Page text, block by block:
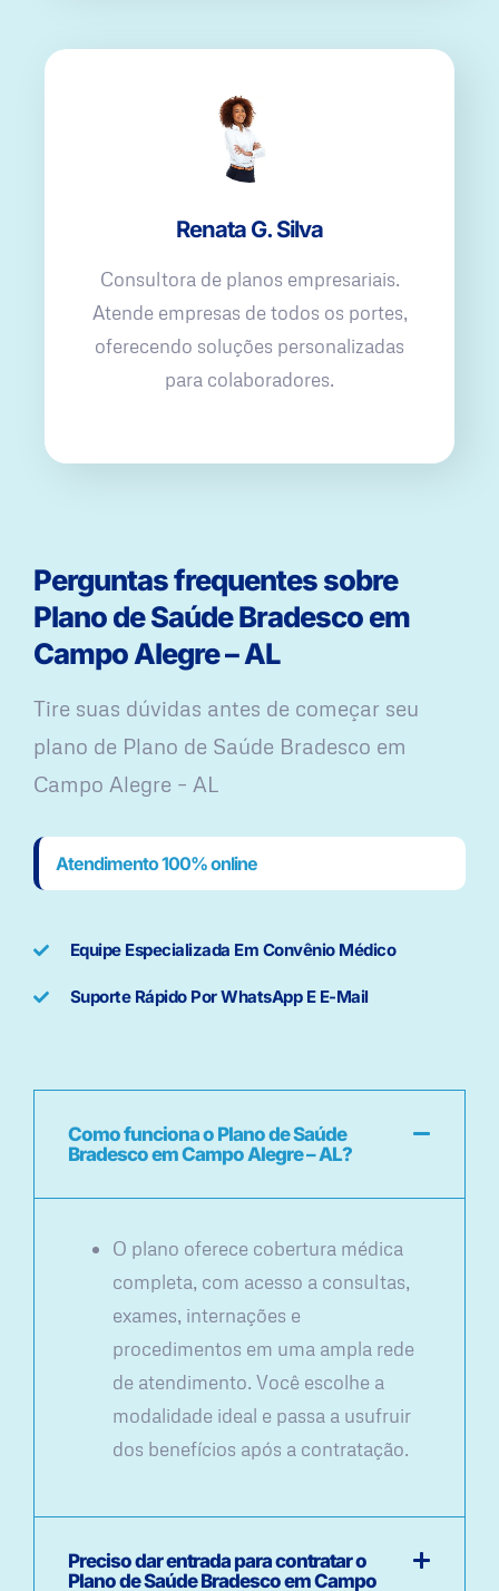
Renata G. Silva
Consultora de planos empresariais.
Atende empresas de todos os portes,
oferecendo soluções personalizadas
para colaboradores.
Perguntas frequentes sobre
Plano de Saúde Bradesco em
Campo Alegre – AL
Tire suas dúvidas antes de começar seu
plano ​de Plano de Saúde Bradesco em
Campo Alegre – AL
Atendimento 100% online
Equipe Especializada Em Convênio Médico
Suporte Rápido Por WhatsApp E E-Mail
Como funciona o Plano de Saúde
Bradesco em Campo Alegre – AL?
O plano oferece cobertura médica
completa, com acesso a consultas,
exames, internações e
procedimentos em uma ampla rede
de atendimento. Você escolhe a
modalidade ideal e passa a usufruir
dos benefícios após a contratação.
Preciso dar entrada para contratar o
Plano de Saúde Bradesco em Campo